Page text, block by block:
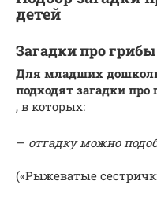
детей
Загадки про
Для младших
подходят загадки про
, в которых:
— отгадку можно
(«Рыжеватые